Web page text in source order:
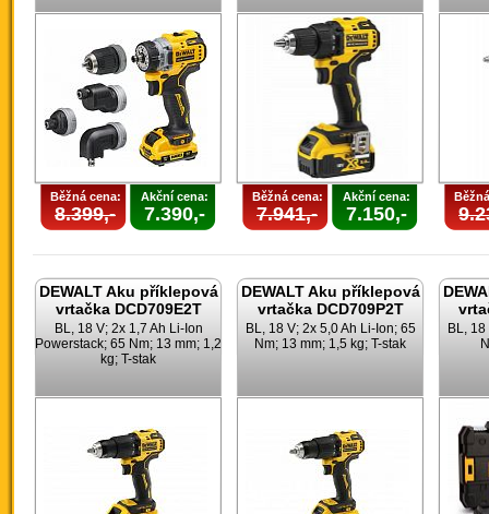
Běžná cena:
8.399,-
Akční cena:
7.390,-
Běžná cena:
7.941,-
Akční cena:
7.150,-
DEWALT Aku příklepová
vrtačka DCD709E2T
BL, 18 V; 2x 1,7 Ah Li-Ion
Powerstack; 65 Nm; 13 mm; 1,2
kg; T-stak
DEWALT Aku příklepová
vrtačka DCD709P2T
BL, 18 V; 2x 5,0 Ah Li-Ion; 65
Nm; 13 mm; 1,5 kg; T-stak
BL,